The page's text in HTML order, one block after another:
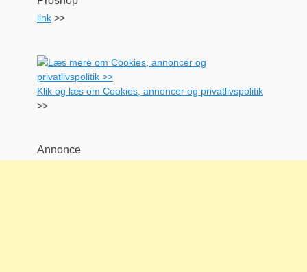
link >>
Klik og læs om Cookies, annoncer og privatlivspolitik
>>
Annonce